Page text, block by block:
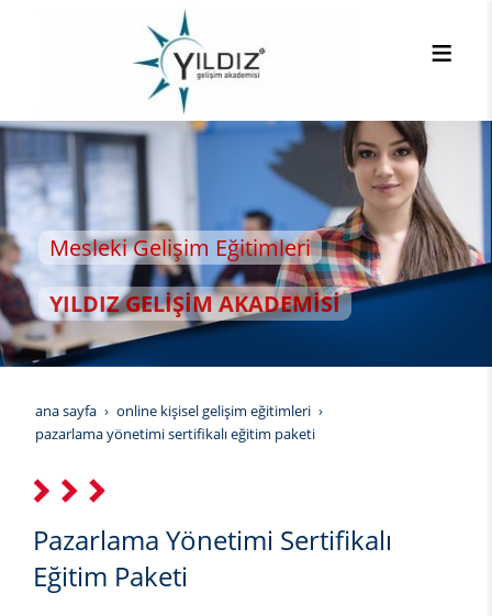
Gelişim Eğitimleri
GELİŞİM AKADEMİSİ
ana sayfa
online kişisel gelişim eğitimleri
pazarlama yönetimi sertifikalı eğitim paketi
Pazarlama Yönetimi Sertifikalı
Eğitim Paketi